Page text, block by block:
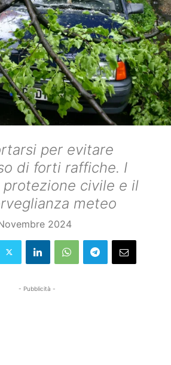
per evitare
di forti raffiche. I
civile e il
meteo
2024
- Pubblicità -